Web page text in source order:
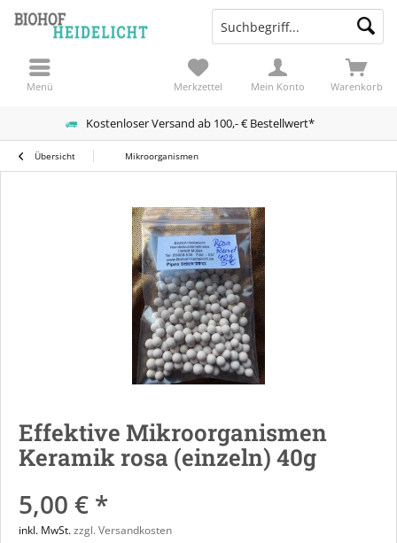
Kostenloser Versand ab 100,- € Bestellwert*
Warenkorb
Merkzettel Mein Konto
Menü
Übersicht Mikroorganismen
Effektive Mikroorganismen
Keramik rosa (einzeln) 40g
5,00 € *
inkl. MwSt.zzgl. Versandkosten